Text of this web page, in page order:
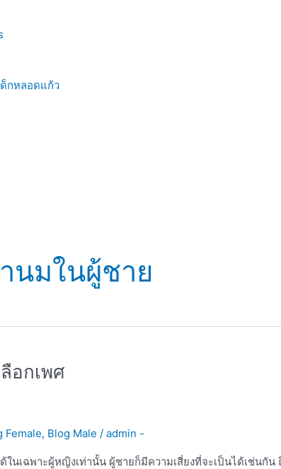
กหลอดแก้ว
านมในผู้ชาย
อกเพศ
Female, Blog Male / admin -
ด้ในเฉพาะผู้หญิงเท่านั้น ผู้ชายก็มีความเสี่ยงที่จะเป็นได้เช่น